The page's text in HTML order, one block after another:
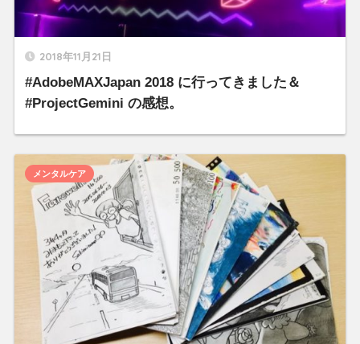
2018年11月21日
#AdobeMAXJapan 2018 に行ってきました＆
#ProjectGemini の感想。
メンタルケア